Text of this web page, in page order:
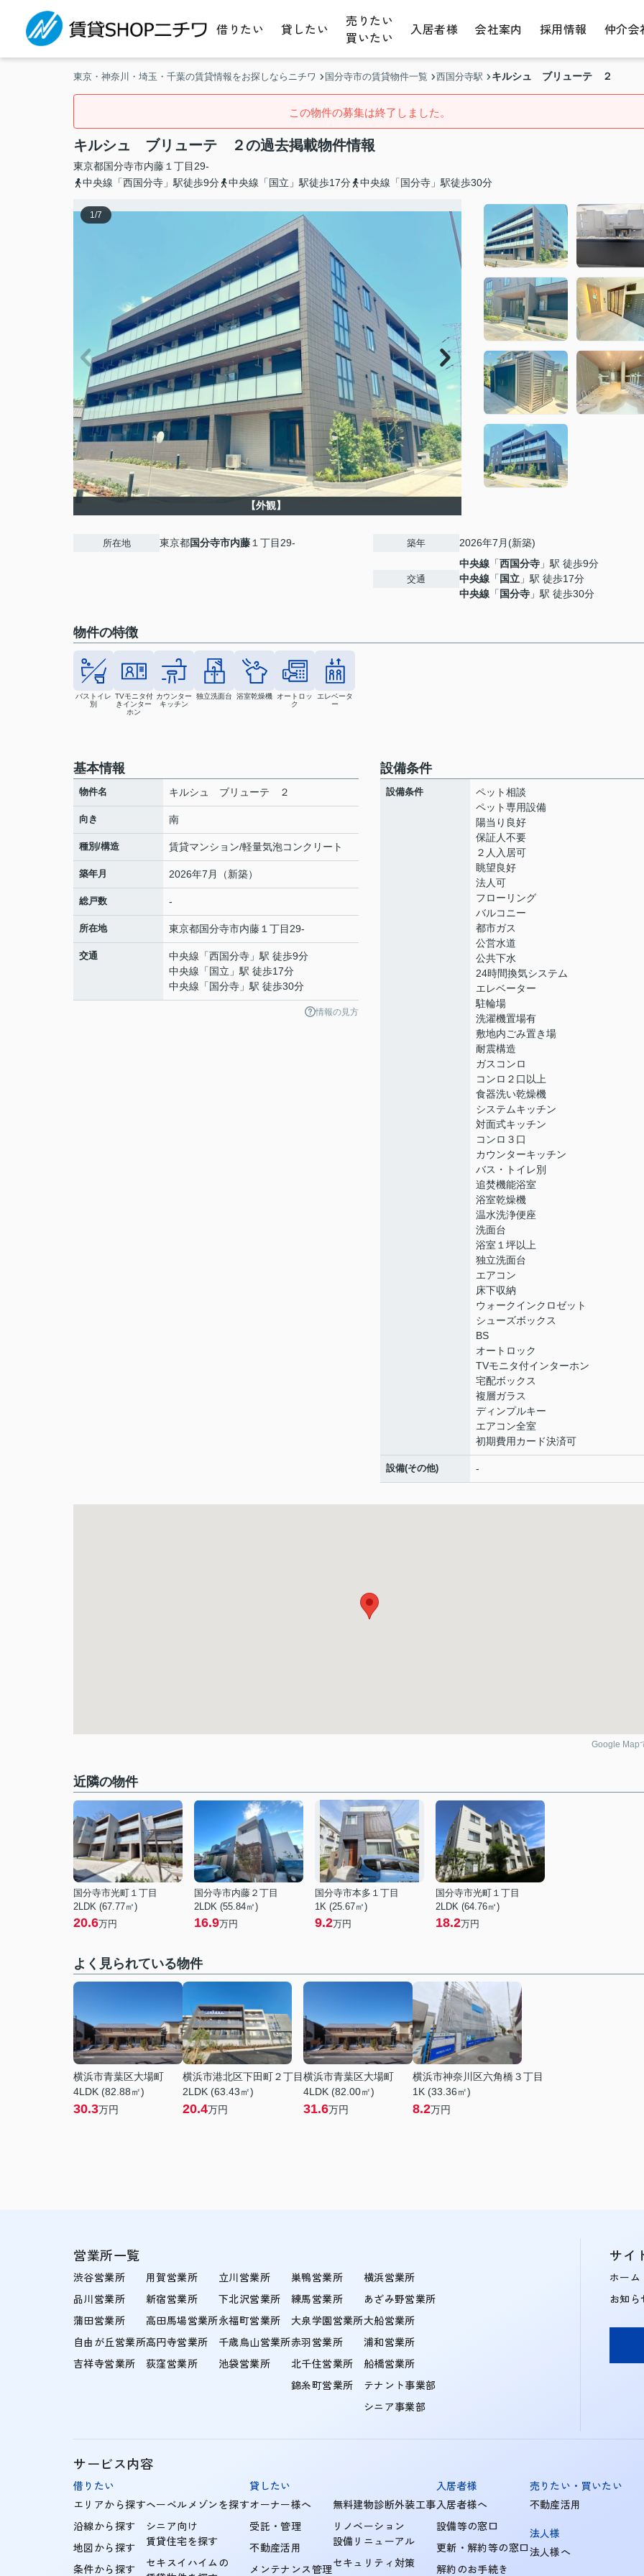
借りたい 貸したい
売りたい
買いたい
入居者様 会社案内 採用情報 仲介会
東京・神奈川・埼玉・千葉の賃貸情報をお探しならニチワ 国分寺市の賃貸物件一覧 西国分寺駅 キルシュ ブリューテ ２
この物件の募集は終了しました。
キルシュ ブリューテ ２の過去掲載物件情報
東京都国分寺市内藤 １丁目29-
中央線「西国分寺」駅徒歩9分
中央線「国立」駅徒歩17分 中央線「国分寺」駅徒歩30分
1/7
【外観】
所在地 東京都国分寺市内藤 １丁目29- 築年 2026年7月(新築)
交通
中央線 「西国分寺 」駅 徒歩9分
中央線 「 国立 」駅 徒歩17分
中央線 「 国分寺 」駅 徒歩30分
物件の特徴
バストイレ
別
TVモニタ付
きインター
ホン
カウンター
キッチン
独立洗面台 浴室乾燥機
オートロッ
ク
エレベータ
ー
基本情報
物件名 キルシュ ブリューテ ２
向き 南
種別/構造 賃貸マンション/軽量気泡コンクリート
築年月 2026年7月（新築）
総戸数 -
所在地 東京都国分寺市内藤 １丁目29-
交通 中央線 「西国分寺 」駅 徒歩9分
中央線 「 国立 」駅 徒歩17分
中央線 「 国分寺 」駅 徒歩30分
情報の見方
設備条件
設備条件
ペット相談
ペット専用設備
陽当り良好
保証人不要
２人入居可
眺望良好
法人可
フローリング
バルコニー
都市ガス
公営水道
公共下水
24時間換気システム
エレベーター
駐輪場
洗濯機置場有
敷地内ごみ置き場
耐震構造
ガスコンロ
コンロ２口以上
食器洗い乾燥機
システムキッチン
対面式キッチン
コンロ３口
カウンターキッチン
バス・トイレ別
追焚機能浴室
浴室乾燥機
温水洗浄便座
洗面台
浴室１坪以上
独立洗面台
エアコン
床下収納
ウォークインクロゼット
シューズボックス
BS
オートロック
TVモニタ付インターホン
宅配ボックス
複層ガラス
ディンプルキー
エアコン全室
初期費用カード決済可
設備(その他) -
Google Map
近隣の物件
国分寺市光町１丁目
2LDK (67.77㎡)
20.6万円
国分寺市内藤２丁目
2LDK (55.84㎡)
16.9万円
国分寺市本多１丁目
1K (25.67㎡)
9.2万円
国分寺市光町１丁目
2LDK (64.76㎡)
18.2万円
よく見られている物件
横浜市青葉区大場町
4LDK (82.88㎡)
30.3万円
横浜市港北区下田町２丁目
2LDK (63.43㎡)
20.4万円
横浜市青葉区大場町
4LDK (82.00㎡)
31.6万円
横浜市神奈川区六角橋３丁目
1K (33.36㎡)
8.2万円
営業所一覧
渋谷営業所
品川営業所
蒲田営業所
自由が丘営業所
吉祥寺営業所
用賀営業所
新宿営業所
高田馬場営業所
高円寺営業所
荻窪営業所
立川営業所
下北沢営業所
永福町営業所
千歳烏山営業所
池袋営業所
巣鴨営業所
練馬営業所
大泉学園営業所
赤羽営業所
北千住営業所
錦糸町営業所
横浜営業所
あざみ野営業所
大船営業所
浦和営業所
船橋営業所
テナント事業部
シニア事業部
サイ
ホーム
お知ら
サービス内容
借りたい
エリアから探す
沿線から探す
地図から探す
条件から探す
ヘーベルメゾンを探す
シニア向け
賃貸住宅を探す
セキスイハイムの
貸したい
オーナー様へ
受託・管理
不動産活用
メンテナンス管理
無料建物診断外装工事
リノベーション
設備リニューアル
セキュリティ対策
入居者様
入居者様へ
設備等の窓口
更新・解約等の窓口
解約のお手続き
売りたい・買いたい
不動産活用
法人様
法人様へ